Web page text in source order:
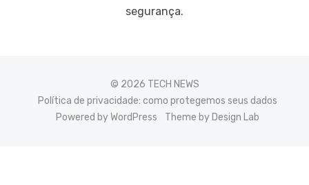
segurança.
© 2026 TECH NEWS
Política de privacidade: como protegemos seus dados
Powered by WordPress
Theme by Design Lab